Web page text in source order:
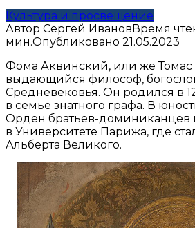
Культура и просвещение
Автор Сергей ИвановВремя
мин.Опубликовано 21.05.2023
Фома Аквинский, или же Томас
выдающийся философ,
Средневековья. Он родился в
в семье знатного графа. В
Орден братьев-доминиканцев
в Университете Парижа, где
Альберта Великого.